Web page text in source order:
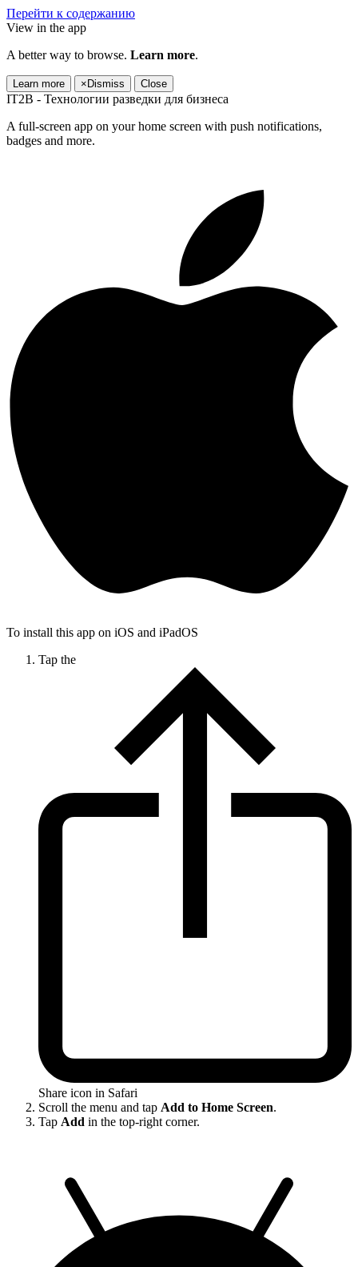
Перейти к содержанию
View in the app
A better way to browse. Learn more.
Learn more × Dismiss Close
IT2B - Технологии разведки для бизнеса
A full-screen app on your home screen with push notifications,
badges and more.
To install this app on iOS and iPadOS
Tap the
Share icon in Safari
Scroll the menu and tap Add to Home Screen.
Tap Add in the top-right corner.